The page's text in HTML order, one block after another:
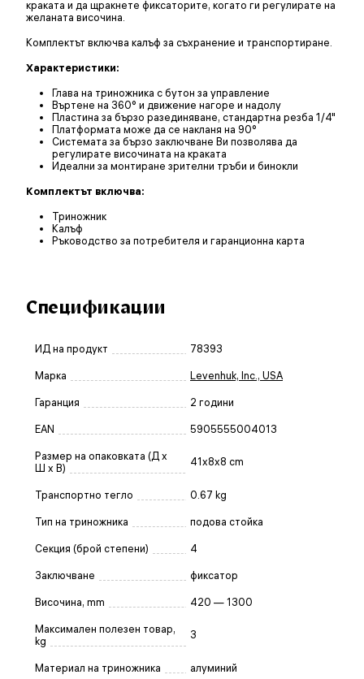
краката и да щракнете фиксаторите, когато ги регулирате на
желаната височина.
Комплектът включва калъф за съхранение и транспортиране.
Характеристики:
Глава на триножника с бутон за управление
Въртене на 360° и движение нагоре и надолу
Пластина за бързо разединяване, стандартна резба 1/4"
Платформата може да се накланя на 90°
Системата за бързо заключване Ви позволява да
регулирате височината на краката
Идеални за монтиране зрителни тръби и бинокли
Комплектът включва:
Триножник
Калъф
Ръководство за потребителя и гаранционна карта
Спецификации
ИД на продукт 78393
Марка Levenhuk, Inc., USA
Гаранция 2 години
EAN 5905555004013
Размер на опаковката (Д x
Ш x В)
41x8x8 cm
Транспортно тегло 0.67 kg
Тип на триножника подова стойка
Секция (брой степени) 4
Заключване фиксатор
Височина, mm 420 — 1300
Максимален полезен товар,
kg
3
Материал на триножника алуминий